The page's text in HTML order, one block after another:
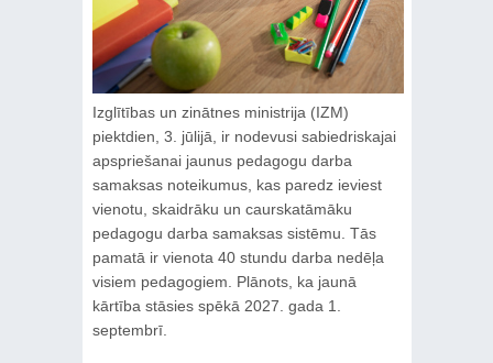
Izglītības un zinātnes ministrija (IZM)
piektdien, 3. jūlijā, ir nodevusi sabiedriskajai
apspriešanai jaunus pedagogu darba
samaksas noteikumus, kas paredz ieviest
vienotu, skaidrāku un caurskatāmāku
pedagogu darba samaksas sistēmu. Tās
pamatā ir vienota 40 stundu darba nedēļa
visiem pedagogiem. Plānots, ka jaunā
kārtība stāsies spēkā 2027. gada 1.
septembrī.